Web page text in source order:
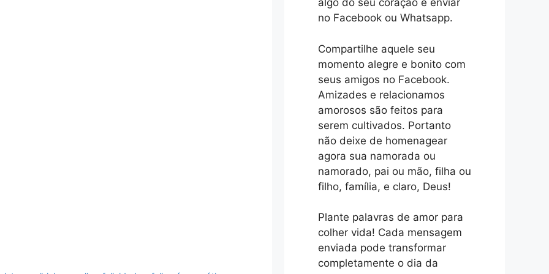
algo do seu coração e enviar
no Facebook ou Whatsapp.
Compartilhe aquele seu
momento alegre e bonito com
seus amigos no Facebook.
Amizades e relacionamos
amorosos são feitos para
serem cultivados. Portanto
não deixe de homenagear
agora sua namorada ou
namorado, pai ou mão, filha ou
filho, família, e claro, Deus!
Plante palavras de amor para
colher vida! Cada mensagem
enviada pode transformar
completamente o dia da